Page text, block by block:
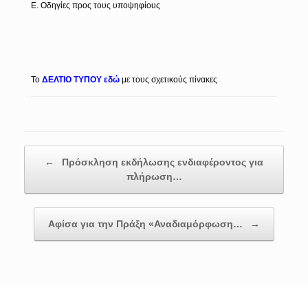
Ε. Οδηγίες προς τους υποψηφίους
Το ΔΕΛΤΙΟ ΤΥΠΟΥ εδώ με τους σχετικούς πίνακες
←
Πρόσκληση εκδήλωσης ενδιαφέροντος για
πλήρωση…
Αφίσα για την Πράξη «Αναδιαμόρφωση… →